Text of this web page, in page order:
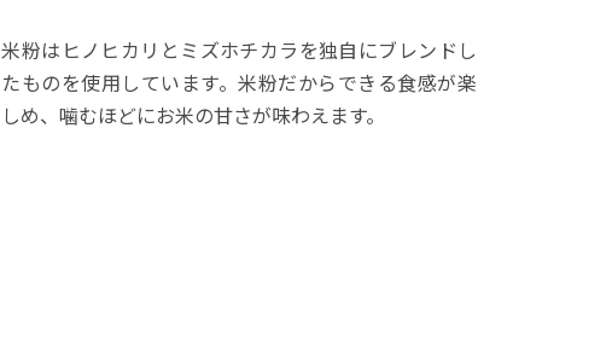
米粉はヒノヒカリとミズホチカラを独自にブレンドし
たものを使用しています。米粉だからできる食感が楽
しめ、噛むほどにお米の甘さが味わえます。